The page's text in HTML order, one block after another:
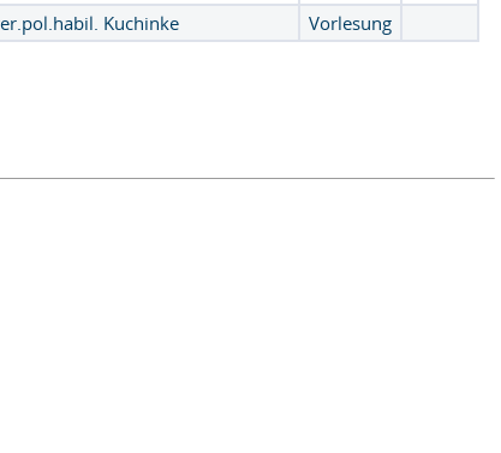
Kuchinke Vorlesung